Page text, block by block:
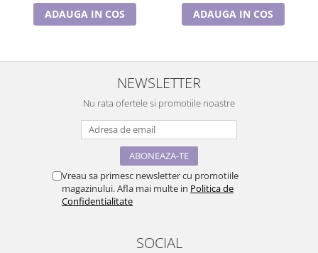
ADAUGA IN COS ADAUGA IN COS
NEWSLETTER
Nu rata ofertele si promotiile noastre
Vreau sa primesc newsletter cu promotiile
magazinului. Afla mai multe in Politica de
Confidentialitate
SOCIAL